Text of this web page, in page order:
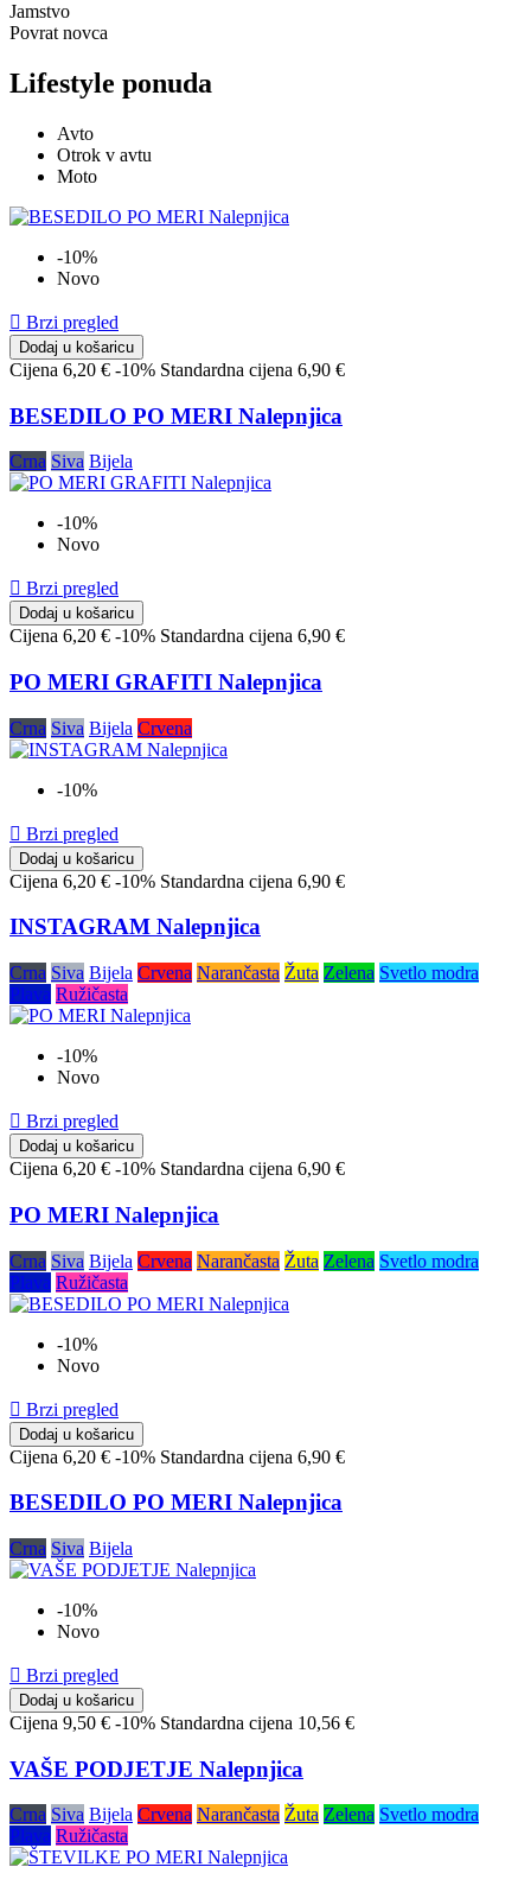
Jamstvo
Povrat novca
Lifestyle ponuda
Avto
Otrok v avtu
Moto
-10%
Novo
 Brzi pregled
Dodaj u košaricu
Cijena 6,20 € -10% Standardna cijena 6,90 €
BESEDILO PO MERI Nalepnjica
Crna Siva Bijela
-10%
Novo
 Brzi pregled
Dodaj u košaricu
Cijena 6,20 € -10% Standardna cijena 6,90 €
PO MERI GRAFITI Nalepnjica
Crna Siva Bijela Crvena
-10%
 Brzi pregled
Dodaj u košaricu
Cijena 6,20 € -10% Standardna cijena 6,90 €
INSTAGRAM Nalepnjica
Crna Siva Bijela Crvena Narančasta Žuta Zelena Svetlo modra
Plava Ružičasta
-10%
Novo
 Brzi pregled
Dodaj u košaricu
Cijena 6,20 € -10% Standardna cijena 6,90 €
PO MERI Nalepnjica
Crna Siva Bijela Crvena Narančasta Žuta Zelena Svetlo modra
Plava Ružičasta
-10%
Novo
 Brzi pregled
Dodaj u košaricu
Cijena 6,20 € -10% Standardna cijena 6,90 €
BESEDILO PO MERI Nalepnjica
Crna Siva Bijela
-10%
Novo
 Brzi pregled
Dodaj u košaricu
Cijena 9,50 € -10% Standardna cijena 10,56 €
VAŠE PODJETJE Nalepnjica
Crna Siva Bijela Crvena Narančasta Žuta Zelena Svetlo modra
Plava Ružičasta